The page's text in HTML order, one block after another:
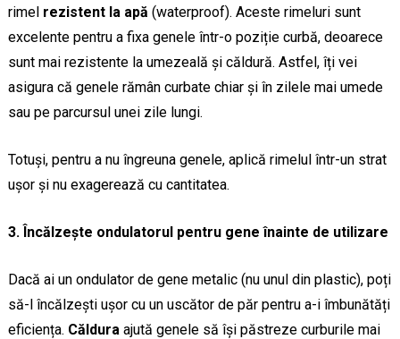
rimel rezistent la apă (waterproof). Aceste rimeluri sunt
excelente pentru a fixa genele într-o poziție curbă, deoarece
sunt mai rezistente la umezeală și căldură. Astfel, îți vei
asigura că genele rămân curbate chiar și în zilele mai umede
sau pe parcursul unei zile lungi.
Totuși, pentru a nu îngreuna genele, aplică rimelul într-un strat
ușor și nu exagerează cu cantitatea.
3. Încălzește ondulatorul pentru gene înainte de utilizare
Dacă ai un ondulator de gene metalic (nu unul din plastic), poți
să-l încălzești ușor cu un uscător de păr pentru a-i îmbunătăți
eficiența. Căldura ajută genele să își păstreze curburile mai